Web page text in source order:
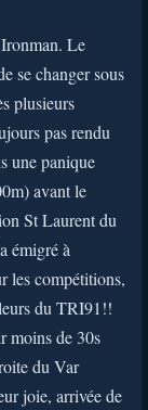
Le
se changer sous
plusieurs
pas rendu
une panique
avant le
St Laurent du
émigré à
les compétitions,
du TRI91!!
moins de 30s
du Var
joie, arrivée de